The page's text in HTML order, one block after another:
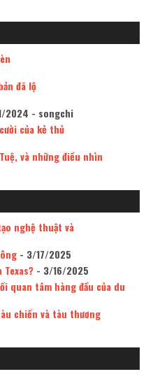
đã lộ
2024 - songchi
của kẻ thủ
và những điều nhìn
nghệ thuật và
- 3/17/2025
- 3/16/2025
quan tâm hàng đầu của du
chiến và tàu thương